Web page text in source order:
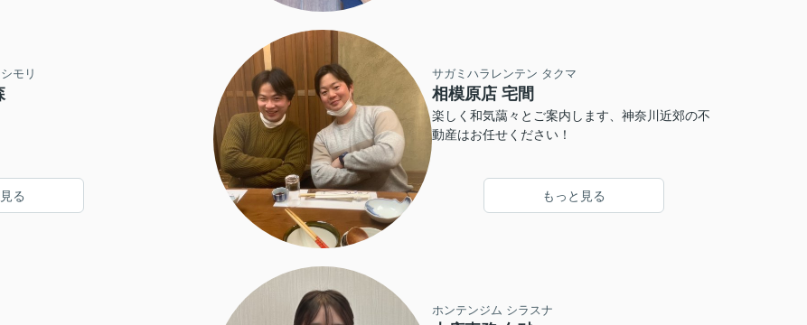
モリ
る
サガミハラレンテン タクマ
相模原店 宅間
楽しく和気藹々とご案内します、神奈川近郊の不
動産はお任せください！
もっと見る
ホンテンジム シラスナ